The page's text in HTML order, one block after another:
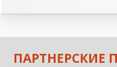
ПАРТНЕРСКИЕ